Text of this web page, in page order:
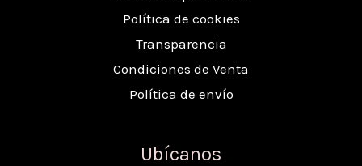
Política de cookies
Transparencia
Condiciones de Venta
Política de envío
Ubícanos